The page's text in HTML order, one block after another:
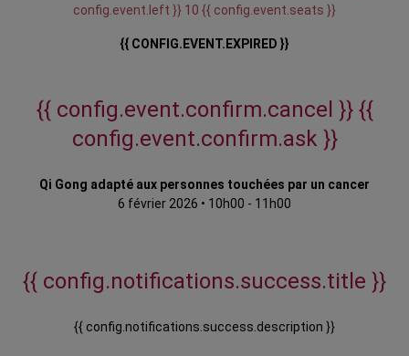
config.event.left }} 10 {{ config.event.seats }}
{{ CONFIG.EVENT.EXPIRED }}
{{ config.event.confirm.cancel }} {{
config.event.confirm.ask }}
Qi Gong adapté aux personnes touchées par un cancer
6 février 2026 • 10h00 - 11h00
{{ config.notifications.success.title }}
{{ config.notifications.success.description }}